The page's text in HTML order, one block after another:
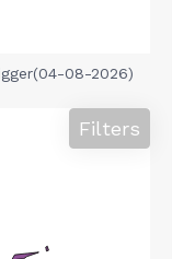
08-2026)
Filters